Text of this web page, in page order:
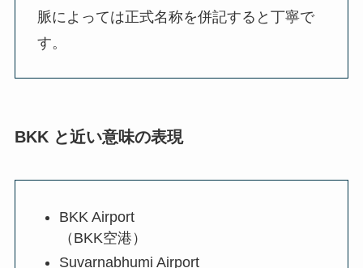
脈によっては正式名称を併記すると丁寧で
す。
BKK と近い意味の表現
BKK Airport
（BKK空港）
Suvarnabhumi Airport